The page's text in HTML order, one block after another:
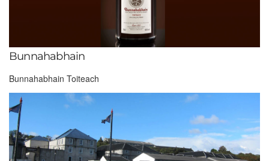
Bunnahabhain
Bunnahabhain Toiteach